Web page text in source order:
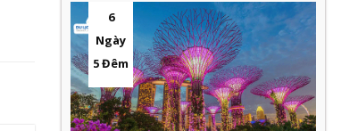
6
Ngày
5 Đêm